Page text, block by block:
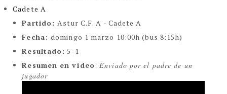
Cadete A
Partido:Astur C.F. A - Cadete A
Fecha:domingo 1 marzo 10:00h (bus 8:15h)
Resultado: 5-1
Resumen en vídeo:Enviado por el padre de un
jugador